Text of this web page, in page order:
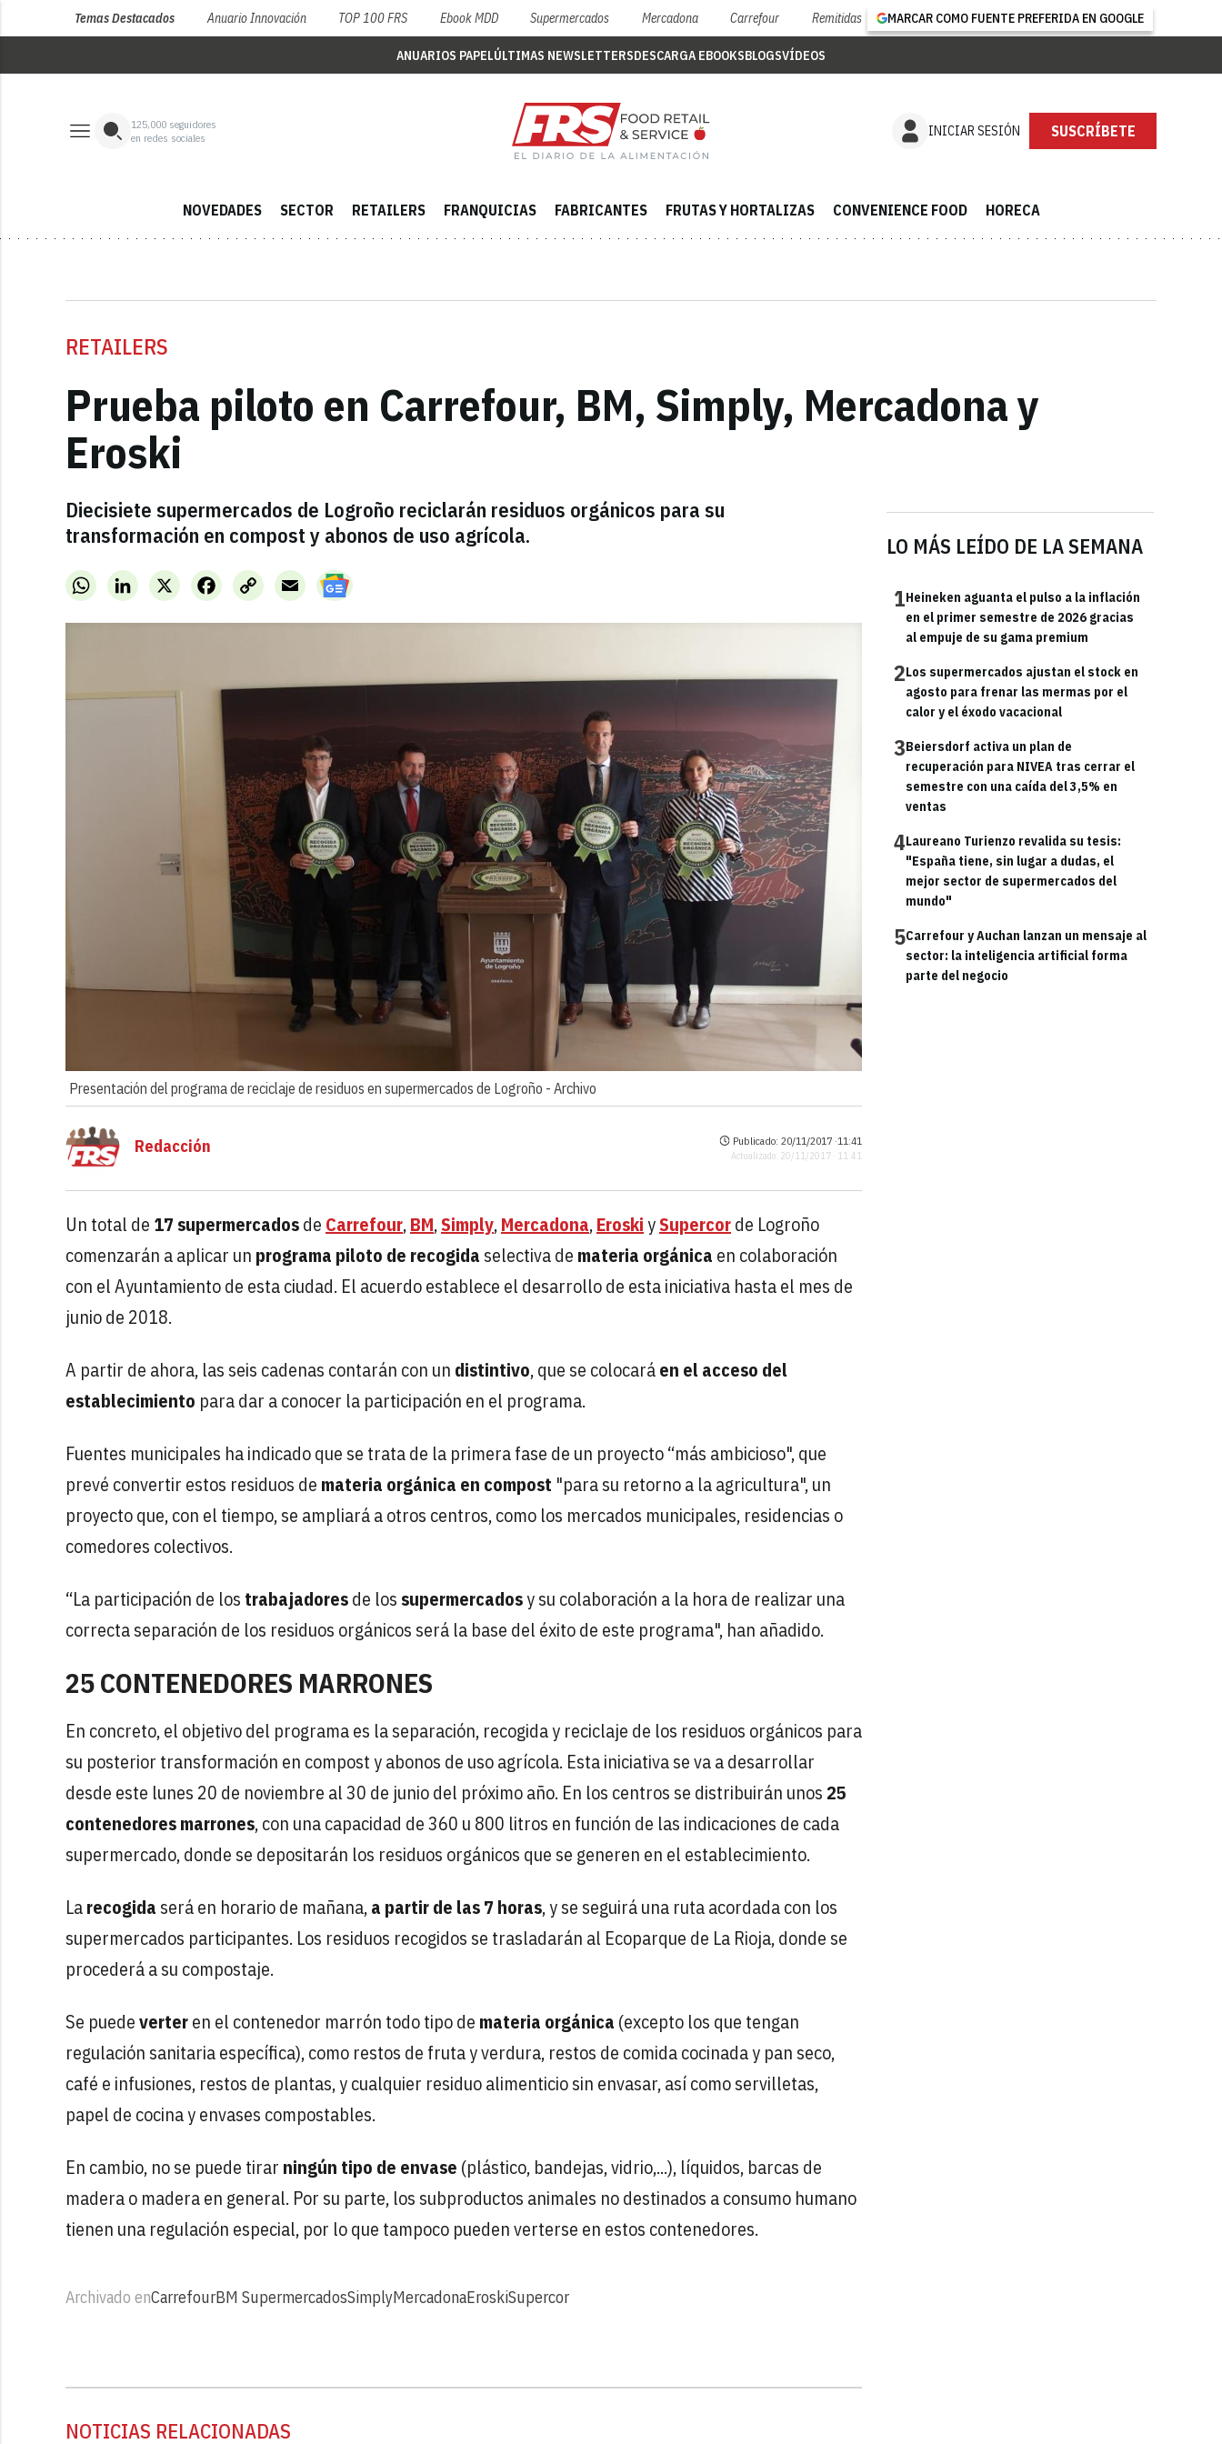
Temas Destacados Anuario Innovación TOP 100 FRS Ebook MDD Supermercados Mercadona Carrefour Remitidas MARCAR COMO FUENTE PREFERIDA EN GOOGLE
ANUARIOS PAPELÚLTIMAS NEWSLETTERSDESCARGA EBOOKSBLOGSVÍDEOS
125,000 seguidores
en redes sociales
INICIAR SESIÓN 52.000 SUSCRIPTORES
NOVEDADES SECTOR RETAILERS FRANQUICIAS FABRICANTES FRUTAS Y HORTALIZAS CONVENIENCE FOOD HORECA
RETAILERS
Prueba piloto en Carrefour, BM, Simply, Mercadona y
Eroski
Diecisiete supermercados de Logroño reciclarán residuos orgánicos para su
transformación en compost y abonos de uso agrícola.
WhatsAppLinkedInX FacebookCopy
Link
Email
Presentación del programa de reciclaje de residuos en supermercados de Logroño - Archivo
LO MÁS LEÍDO DE LA SEMANA
1Heineken aguanta el pulso a la inflación
en el primer semestre de 2026 gracias
al empuje de su gama premium
2Los supermercados ajustan el stock en
agosto para frenar las mermas por el
calor y el éxodo vacacional
3Beiersdorf activa un plan de
recuperación para NIVEA tras cerrar el
semestre con una caída del 3,5% en
ventas
4Laureano Turienzo revalida su tesis:
"España tiene, sin lugar a dudas, el
mejor sector de supermercados del
mundo"
5Carrefour y Auchan lanzan un mensaje al
sector: la inteligencia artificial forma
parte del negocio
Redacción Publicado: 20/11/2017 ·11:41
Actualizado: 20/11/2017 · 11:41
Un total de 17 supermercadosde Carrefour,BM,Simply,Mercadona,EroskiySupercorde Logroño
comenzarán a aplicar un programa piloto de recogida selectiva de materia orgánica en colaboración
con el Ayuntamiento de esta ciudad. El acuerdo establece el desarrollo de esta iniciativa hasta el mes de
junio de 2018.
A partir de ahora, las seis cadenas contarán con un distintivo, que se colocaráen el acceso del
establecimiento para dar a conocer la participación en el programa.
Fuentes municipales ha indicado que se trata de la primera fase de un proyecto “más ambicioso", que
prevé convertir estos residuos de materia orgánica en compost "para su retorno a la agricultura", un
proyecto que, con el tiempo, se ampliará a otros centros, como los mercados municipales, residencias o
comedores colectivos.
“La participación de los trabajadoresde los supermercadosy su colaboración a la hora de realizar una
correcta separación de los residuos orgánicos será la base del éxito de este programa", han añadido.
25 CONTENEDORES MARRONES
En concreto, el objetivo del programa es la separación, recogida y reciclaje de los residuos orgánicos para
su posterior transformación en compost y abonos de uso agrícola. Esta iniciativa se va a desarrollar
desde este lunes 20 de noviembre al 30 de junio del próximo año. En los centros se distribuirán unos25
contenedores marrones, con una capacidad de 360 u 800 litros en función de las indicaciones de cada
supermercado, donde se depositarán los residuos orgánicos que se generen en el establecimiento.
Larecogida será en horario de mañana,a partir de las 7 horas, y se seguirá una ruta acordada con los
supermercados participantes. Los residuos recogidos se trasladarán al Ecoparque de La Rioja, donde se
procederá a su compostaje.
Se puedeverteren el contenedor marrón todo tipo de materia orgánica (excepto los que tengan
regulación sanitaria específica), como restos de fruta y verdura, restos de comida cocinada y pan seco,
café e infusiones, restos de plantas, y cualquier residuo alimenticio sin envasar, así como servilletas,
papel de cocina y envases compostables.
En cambio, no se puede tirar ningún tipo de envase (plástico, bandejas, vidrio,...), líquidos, barcas de
madera o madera en general. Por su parte, los subproductos animales no destinados a consumo humano
tienen una regulación especial, por lo que tampoco pueden verterse en estos contenedores.
Archivado enCarrefourBM SupermercadosSimplyMercadonaEroskiSupercor
NOTICIAS RELACIONADAS